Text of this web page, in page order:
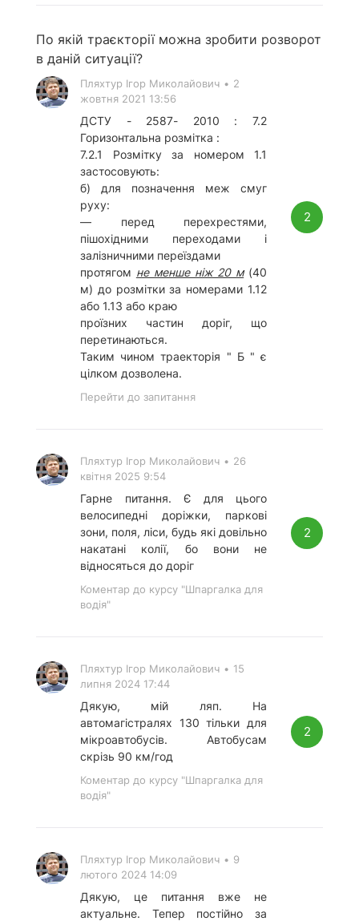
По якій траєкторії можна зробити розворот
в даній ситуації?
Пляхтур Ігор Миколайович • 2
жовтня 2021 13:56
ДСТУ - 2587- 2010 : 7.2
Горизонтальна розмітка :
7.2.1 Розмітку за номером 1.1
застосовують:
б) для позначення меж смуг
руху:
— перед перехрестями,
пішохідними переходами і
залізничними переїздами
протягом не менше ніж 20 м(40
м) до розмітки за номерами 1.12
або 1.13 або краю
проїзних частин доріг, що
перетинаються.
Таким чином траекторія " Б " є
цілком дозволена.
Перейти до запитання
2
Пляхтур Ігор Миколайович • 26
квітня 2025 9:54
Гарне питання. Є для цього
велосипедні доріжки, паркові
зони, поля, ліси, будь які довільно
накатані колії, бо вони не
відносяться до доріг
Коментар до курсу "Шпаргалка для
водія"
2
Пляхтур Ігор Миколайович • 15
липня 2024 17:44
Дякую, мій ляп. На
автомагістралях 130 тільки для
мікроавтобусів. Автобусам
скрізь 90 км/год
Коментар до курсу "Шпаргалка для
водія"
2
Пляхтур Ігор Миколайович • 9
лютого 2024 14:09
Дякую, це питання вже не
актуальне. Тепер постійно за